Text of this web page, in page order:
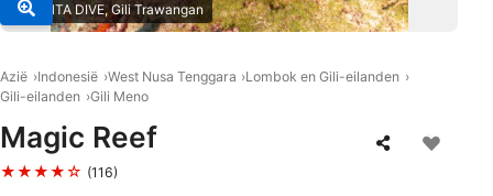
© MANTA DIVE, Gili Trawangan
Azië Indonesië West Nusa Tenggara
Lombok en Gili-eilanden
Gili-eilanden Gili Meno
Magic Reef
★★★★☆ (116)